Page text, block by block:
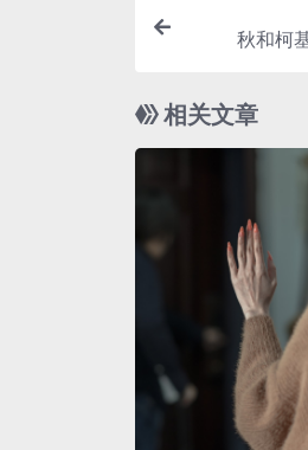
秋和柯
相关文章